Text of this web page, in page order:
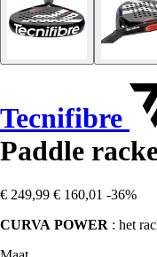
Tecnifibre
Paddle
€ 249,99 € 160,01 -36%
CURVA POWER : het